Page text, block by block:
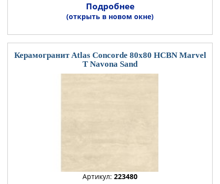
Подробнее
(открыть в новом окне)
Керамогранит Atlas Concorde 80x80 HCBN Marvel
T Navona Sand
Артикул: 223480